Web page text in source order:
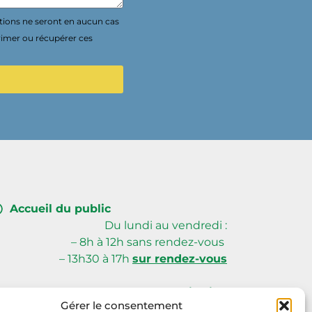
Gérer le consentement
ne seront en aucun cas
ou récupérer ces
Accueil du public
Du lundi au vendredi :
– 8h à 12h sans rendez-vous
– 13h30 à 17h sur rendez-vous
59, avenue du Poitou